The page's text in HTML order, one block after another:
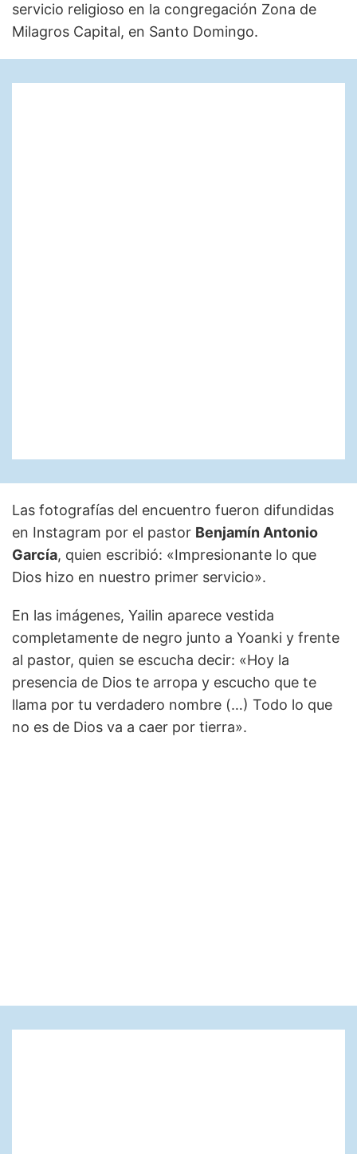
servicio religioso en la congregación Zona de
Milagros Capital, en Santo Domingo.
Las fotografías del encuentro fueron difundidas
en Instagram por el pastor Benjamín Antonio
García, quien escribió: «Impresionante lo que
Dios hizo en nuestro primer servicio».
En las imágenes, Yailin aparece vestida
completamente de negro junto a Yoanki y frente
al pastor, quien se escucha decir: «Hoy la
presencia de Dios te arropa y escucho que te
llama por tu verdadero nombre (…) Todo lo que
no es de Dios va a caer por tierra».